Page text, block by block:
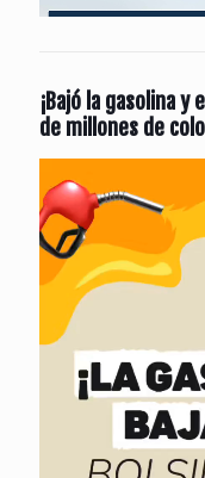
¡Bajó la gasolina
de millones de
de
vídeo